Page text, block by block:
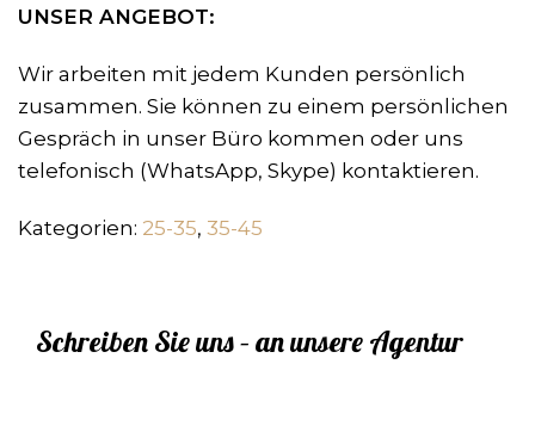
UNSER ANGEBOT:
Wir arbeiten mit jedem Kunden persönlich
zusammen. Sie können zu einem persönlichen
Gespräch in unser Büro kommen oder uns
telefonisch (WhatsApp, Skype) kontaktieren.
Kategorien: 25-35, 35-45
Schreiben Sie uns – an unsere Agentur